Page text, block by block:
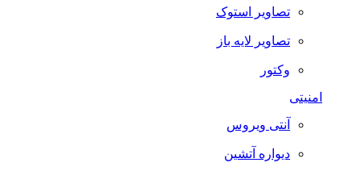
تصاویر استوک
تصاویر لایه باز
وکتور
آنتی ویروس
دیواره آتشین